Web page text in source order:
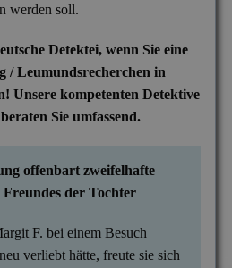
Wirtschaftsspionage
werden soll.
Detektei, wenn Sie eine
/ Leumundsrecherchen in
Unsere kompetenten Detektive
Sie umfassend.
offenbart zweifelhafte
Freundes der Tochter
F. bei einem Besuch
verliebt hätte, freute sie sich